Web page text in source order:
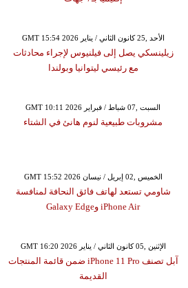
GMT 15:54 2026 الأحد ,25 كانون الثاني / يناير
زيلينسكي يصل إلى فيلنيوس لإجراء محادثات
مع رئيسي ليتوانيا وبولندا
GMT 10:11 2026 السبت ,07 شباط / فبراير
مشروبات طبيعية لنوم هانئ في الشتاء
GMT 15:52 2026 الخميس ,02 إبريل / نيسان
شاومي تستعد لهاتف فائق النحافة لمنافسة
iPhone Air وGalaxy Edge
GMT 16:20 2026 الإثنين ,05 كانون الثاني / يناير
آبل تصنف iPhone 11 Pro ضمن قائمة المنتجات
القديمة